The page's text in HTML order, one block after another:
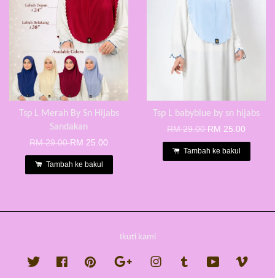
Tsp L Merah By Sn Hijabs
Sandakan
RM 29.00RM 25.00
Tambah ke bakul
Tsp L babyblue by sn hijabs
RM 29.00RM 25.00
Tambah ke bakul
Ikuti kami
Twitter FacebookPinterest Google InstagramTumblr YouTube